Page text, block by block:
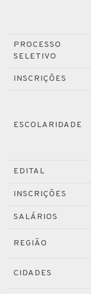
PROCESSO
SELETIVO
INSCRIÇÕES
ESCOLARIDADE
EDITAL
INSCRIÇÕES
SALÁRIOS
REGIÃO
CIDADES